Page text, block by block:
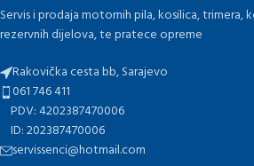
Servis i prodaja motornih pila, kosilica, trimera,
rezervnih dijelova, te pratece opreme
Rakovička cesta bb, Sarajevo
061 746 411
PDV: 4202387470006
ID: 202387470006
servissenci@hotmail.com